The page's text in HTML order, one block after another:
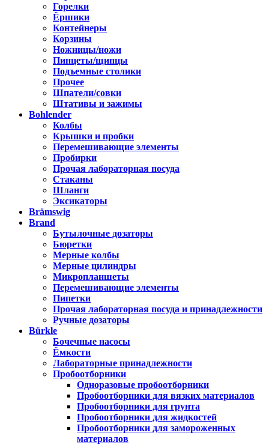
Горелки
Ёршики
Контейнеры
Корзины
Ножницы/ножи
Пинцеты/щипцы
Подъемные столики
Прочее
Шпатели/совки
Штативы и зажимы
Bohlender
Колбы
Крышки и пробки
Перемешивающие элементы
Пробирки
Прочая лабораторная посуда
Стаканы
Шланги
Эксикаторы
Brämswig
Brand
Бутылочные дозаторы
Бюретки
Мерные колбы
Мерные цилиндры
Микропланшеты
Перемешивающие элементы
Пипетки
Прочая лабораторная посуда и принадлежности
Ручные дозаторы
Bürkle
Бочечные насосы
Ёмкости
Лабораторные принадлежности
Пробоотборники
Одноразовые пробоотборники
Пробоотборники для вязких материалов
Пробоотборники для грунта
Пробоотборники для жидкостей
Пробоотборники для замороженных
материалов